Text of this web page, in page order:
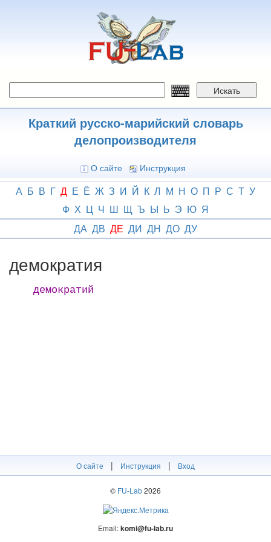
Искать
Краткий русско-марийский словарь
делопроизводителя
О сайте Инструкция
А Б В Г Д Е Ё Ж З И Й К Л М Н О П Р С Т У
Ф Х Ц Ч Ш Щ Ъ Ы Ь Э Ю Я
ДА ДВ ДЕ ДИ ДН ДО ДУ
демократия
демократий
О сайте | Инструкция | Вход
© FU-Lab2026
Email:komi@fu-lab.ru